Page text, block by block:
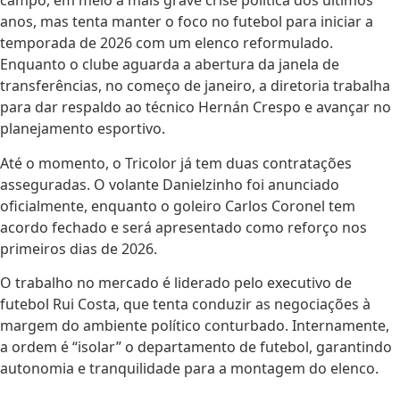
anos, mas tenta manter o foco no futebol para iniciar a
temporada de 2026 com um elenco reformulado.
Enquanto o clube aguarda a abertura da janela de
transferências, no começo de janeiro, a diretoria trabalha
para dar respaldo ao técnico Hernán Crespo e avançar no
planejamento esportivo.
Até o momento, o Tricolor já tem duas contratações
asseguradas. O volante Danielzinho foi anunciado
oficialmente, enquanto o goleiro Carlos Coronel tem
acordo fechado e será apresentado como reforço nos
primeiros dias de 2026.
O trabalho no mercado é liderado pelo executivo de
futebol Rui Costa, que tenta conduzir as negociações à
margem do ambiente político conturbado. Internamente,
a ordem é “isolar” o departamento de futebol, garantindo
autonomia e tranquilidade para a montagem do elenco.